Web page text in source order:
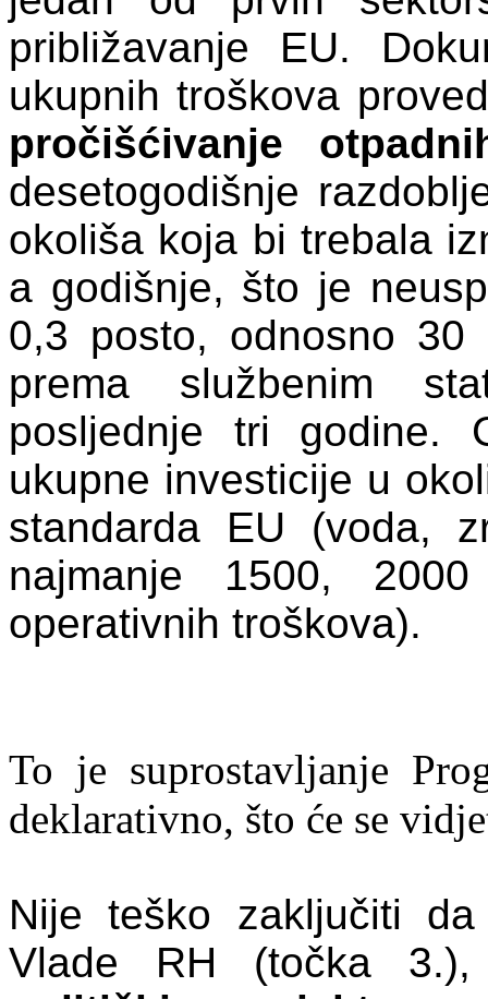
približavanje EU.
ukupnih troškova
pročišćivanje
desetogodišnje
okoliša koja bi trebala
a godišnje, što je
0,3 posto, odnosno
prema službenim
posljednje tri godine.
ukupne investicije u
standarda EU (voda,
najmanje 1500,
operativnih troškova).
To je suprostavljanje
deklarativno, što će se
Nije teško zaključiti
Vlade RH (točka